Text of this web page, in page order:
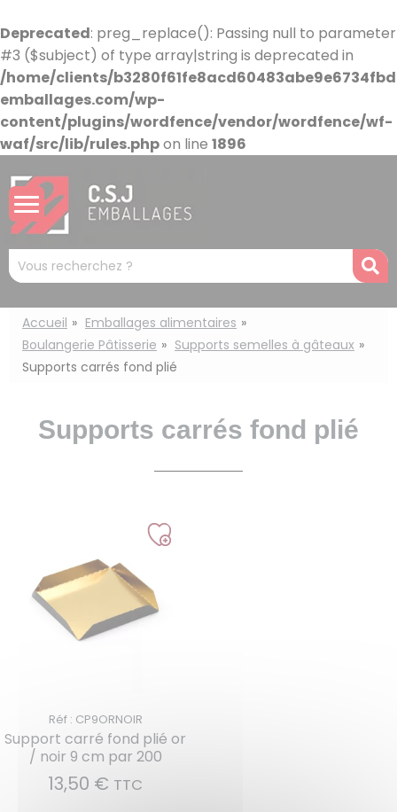
Deprecated: preg_replace(): Passing null to parameter
#3 ($subject) of type array|string is deprecated in
/home/clients/
emballages.com/wp-
content/plugins/wordfence/vendor/wordfence/wf-
waf/src/lib/rules.phpon line 1896
Mots
clés
:
Accueil
Emballages alimentaires
Boulangerie Pâtisserie
Supports semelles à gâteaux
Supports carrés fond plié
Supports carrés fond plié
Réf : CP9ORNOIR
Support carré fond plié or
/ noir 9 cm par 200
13,50 € TTC